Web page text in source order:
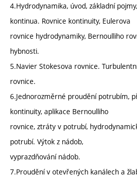
4.Hydrodynamika, úvod, základní
kontinua. Rovnice kontinuity, Eulerova
rovnice hydrodynamiky, Bernoulliho
hybnosti.
5.Navier Stokesova rovnice.
rovnice.
6.Jednorozměrné proudění potrubím,
kontinuity, aplikace Bernoulliho
rovnice, ztráty v potrubí,
potrubí. Výtok z nádob,
vyprazdňování nádob.
7.Proudění v otevřených kanálech a